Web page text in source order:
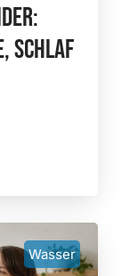
Schlaf
Wasser